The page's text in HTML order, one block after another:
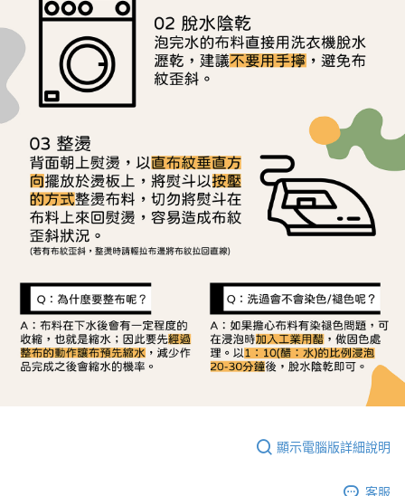
請求用戶進行身份認證。
５．嚴禁一人註冊多個帳號或使用他人資訊註冊。若發現惡意使用之情形，
恩沛科技股份有限公司將有權停止該用戶之使用額度並採取法律行動。
顯示電腦版詳細說明
客服